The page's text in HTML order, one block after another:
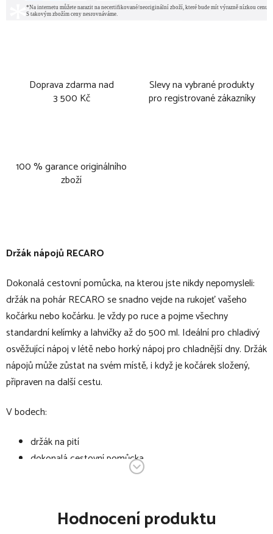
Doprava zdarma nad
3 500 Kč
Slevy na vybrané produkty
pro registrované zákazníky
100 % garance originálního
zboží
Držák nápojů RECARO
Dokonalá cestovní pomůcka, na kterou jste nikdy nepomysleli:
držák na pohár RECARO se snadno vejde na rukojeť vašeho
kočárku nebo kočárku. Je vždy po ruce a pojme všechny
standardní kelímky a lahvičky až do 500 ml. Ideální pro chladivý
osvěžující nápoj v létě nebo horký nápoj pro chladnější dny. Držák
nápojů může zůstat na svém místě, i když je kočárek složený,
připraven na další cestu.
V bodech:
držák na pití
dokonalá cestovní pomůcka
uchycení na rukojeť kočárku
držák nápojů může zůstat na svém místě, i když je kočárek
složenýHodnocení produktu